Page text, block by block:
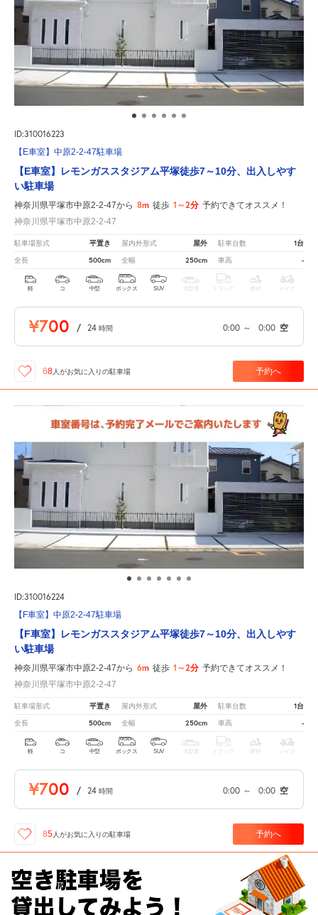
ID:310016223
【E車室】中原2-2-47駐車場
【E車室】レモンガススタジアム平塚徒歩7～10分、出入しやす
い駐車場
神奈川県平塚市中原2-2-47から 8m 徒歩 1～2分 予約できてオススメ！
神奈川県平塚市中原2-2-47
駐車場形式 平置き 屋内外形式 屋外 駐車台数 1台
全長 500cm 全幅 250cm 車高 -
軽 コ 中型 ボックス SUV 大型車 トラック 原付 バイク
¥700 / 24 時間 0:00 ～ 0:00 空
68人がお気に入りの駐車場 予約へ
ID:310016224
【F車室】中原2-2-47駐車場
【F車室】レモンガススタジアム平塚徒歩7～10分、出入しやす
い駐車場
神奈川県平塚市中原2-2-47から 6m 徒歩 1～2分 予約できてオススメ！
神奈川県平塚市中原2-2-47
駐車場形式 平置き 屋内外形式 屋外 駐車台数 1台
全長 500cm 全幅 250cm 車高 -
軽 コ 中型 ボックス SUV 大型車 トラック 原付 バイク
¥700 / 24 時間 0:00 ～ 0:00 空
85人がお気に入りの駐車場 予約へ